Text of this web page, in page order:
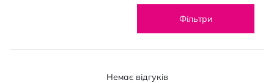
Фільтри
Немає відгуків